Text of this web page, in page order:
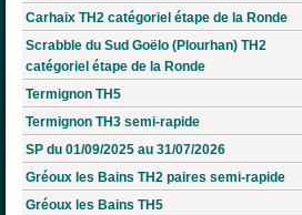
Carhaix TH2 catégoriel étape de la Ronde
Scrabble du Sud Goëlo (Plourhan) TH2
catégoriel étape de la Ronde
Termignon TH5
Termignon TH3 semi-rapide
SP du 01/09/2025 au 31/07/2026
Gréoux les Bains TH2 paires semi-rapide
Gréoux les Bains TH5